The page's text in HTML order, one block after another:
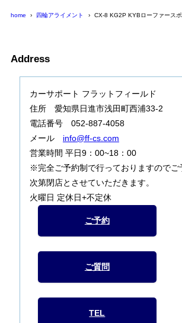
home 四輪アライメント CX-8 KG2P KYBローファース
Address
カーサポート フラットフィールド
住所 愛知県日進市浅田町西浦33-2
電話番号 052-887-4058
メール info@ff-cs.com
営業時間 平日9：00~18：00
※完全ご予約制で行っておりますのでご
次第閉店とさせていただきます。
火曜日 定休日+不定休
ご予約
ご質問
TEL